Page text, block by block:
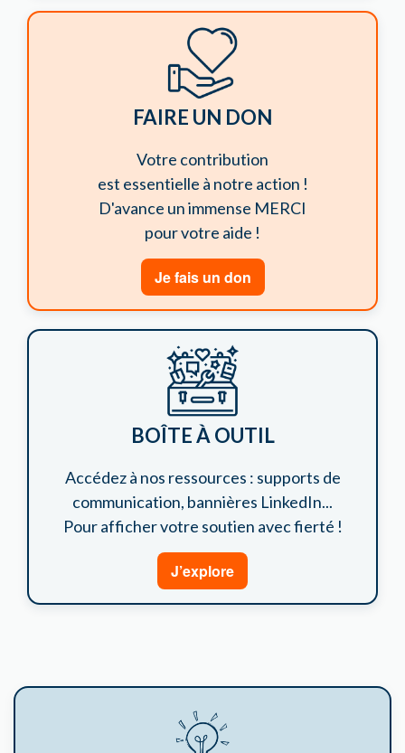
FAIRE UN DON
Votre contribution
est essentielle à notre action !
D'avance un immense MERCI
pour votre aide !
Je fais un don
BOÎTE À OUTIL
Accédez à nos ressources : supports de
communication, bannières LinkedIn...
Pour afficher votre soutien avec fierté !
J’explore